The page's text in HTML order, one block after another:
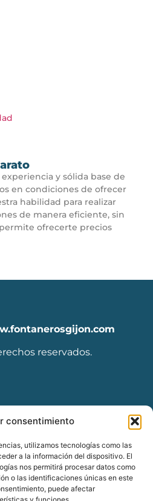
consentimiento
utilizamos tecnologías como las
a la información del dispositivo. El
nos permitirá procesar datos como
o las identificaciones únicas en este
puede afectar
y sólida base de
en condiciones de ofrecer
habilidad para realizar
de manera eficiente, sin
ofrecerte precios
reservados.